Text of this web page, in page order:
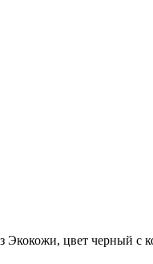
Экокожи, цвет черный с